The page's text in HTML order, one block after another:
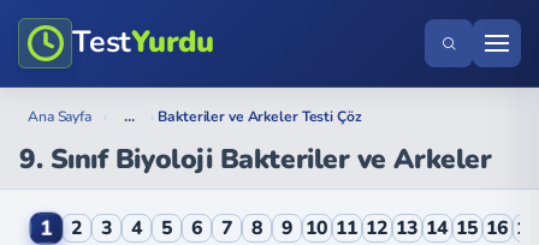
TestYurdu
Ana Sayfa › ... › Bakteriler ve Arkeler Testi Çöz
9. Sınıf Biyoloji Bakteriler ve Arkeler
9. Sınıf Biyoloji Bakteriler ve Arkeler Online Testi
1 2 3 4 5 6 7 8 9 10 11 12 13 14 15 16 17